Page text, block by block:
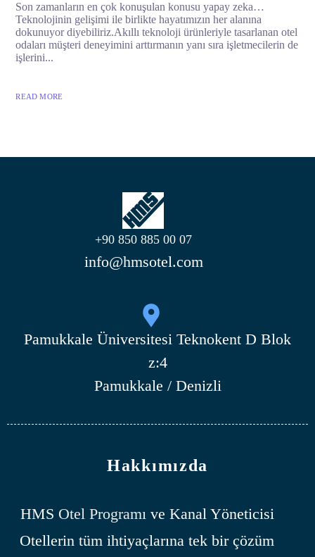
Son zamanların en çok konuşulan konusu yapay zeka…
Teknolojinin gelişimi ile birlikte hayatımızın her alanına
dokunuyor diyebiliriz.Akıllı teknoloji ürünleriyle tasarlanan otel
odaları müşteri deneyimini arttırmanın yanı sıra işletmecilerin de
işlerini...
READ MORE
+90 850 885 00 07
info@hmsotel.com
Pamukkale Üniversitesi Teknokent D Blok
z:4
Pamukkale / Denizli
Hakkımızda
HMS Otel Programıve Kanal Yöneticisi
Otellerin tüm ihtiyaçlarına tek bir çözüm